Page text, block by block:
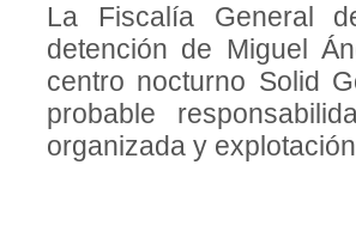
La Fiscalía General
detención de Miguel
centro nocturno Solid
probable
organizada y